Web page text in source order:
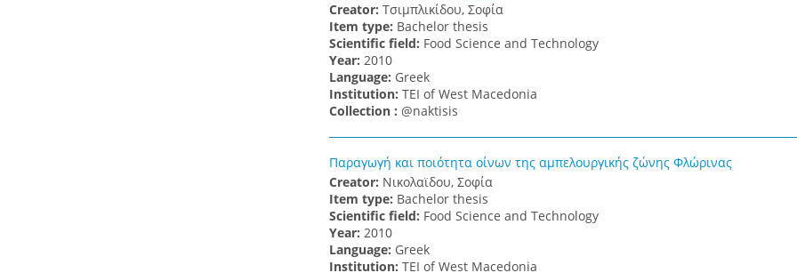
Creator: Τσιμπλικίδου, Σοφία
Item type: Bachelor thesis
Scientific field: Food Science and Technology
Υear: 2010
Language: Greek
Institution: TEI of West Macedonia
Collection : @naktisis
Παραγωγή και ποιότητα οίνων της αμπελουργικής ζώνης Φλώρινας
Creator: Νικολαϊδου, Σοφία
Item type: Bachelor thesis
Scientific field: Food Science and Technology
Υear: 2010
Language: Greek
Institution: TEI of West Macedonia